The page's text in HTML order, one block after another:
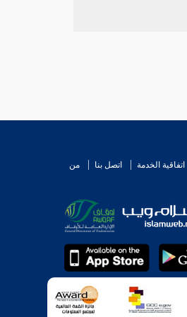
اتفاقية الخدمة اتصل بنا
من